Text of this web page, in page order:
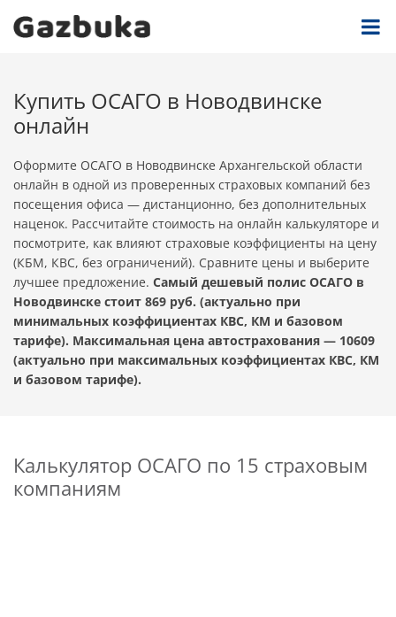
Купить ОСАГО в Новодвинске
онлайн
Оформите ОСАГО в Новодвинске Архангельской области
онлайн в одной из проверенных страховых компаний без
посещения офиса — дистанционно, без дополнительных
наценок. Рассчитайте стоимость на онлайн калькуляторе и
посмотрите, как влияют страховые коэффициенты на цену
(КБМ, КВС, без ограничений). Сравните цены и выберите
лучшее предложение. Самый дешевый полис ОСАГО в
Новодвинске стоит 869 руб. (актуально при
минимальных коэффициентах КВС, КМ и базовом
тарифе). Максимальная цена автострахования — 10609
(актуально при максимальных коэффициентах КВС, КМ
и базовом тарифе).
Калькулятор ОСАГО по 15 страховым
компаниям